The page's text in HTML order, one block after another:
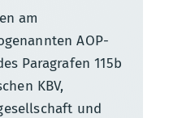
am
AOP-
Paragrafen 115b
KBV,
und